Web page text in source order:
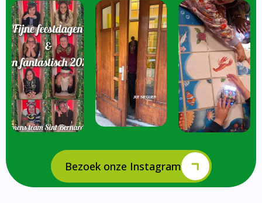
Bezoek onze Instagram